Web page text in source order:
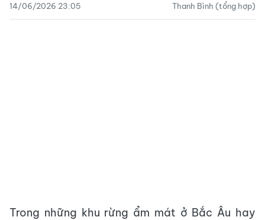
14/06/2026 23:05 Thanh Bình (tổng hợp)
Trong những khu rừng ẩm mát ở Bắc Âu hay